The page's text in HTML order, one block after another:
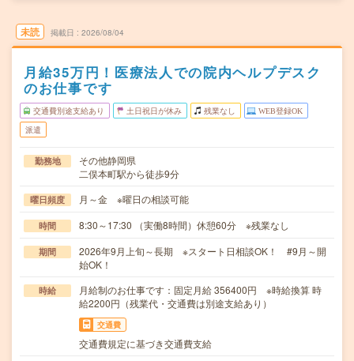
未読 掲載日 2026/08/04
月給35万円！医療法人での院内ヘルプデスク
のお仕事です
交通費別途支給あり 土日祝日が休み 残業なし WEB登録OK
派遣
勤務地
その他静岡県
二俣本町駅から徒歩9分
曜日頻度 月～金 ※曜日の相談可能
時間 8:30～17:30 （実働8時間）休憩60分 ※残業なし
期間
2026年9月上旬～長期 ※スタート日相談OK！ #9月～開
始OK！
時給
月給制のお仕事です：固定月給 356400円 ※時給換算 時
給2200円（残業代・交通費は別途支給あり）
交通費
交通費規定に基づき交通費支給